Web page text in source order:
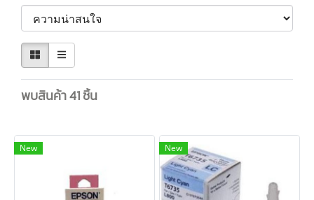
พบสินค้า 41 ชิ้น
New New